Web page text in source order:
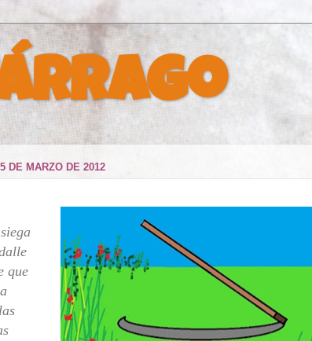
DE MARZO DE 2012
que